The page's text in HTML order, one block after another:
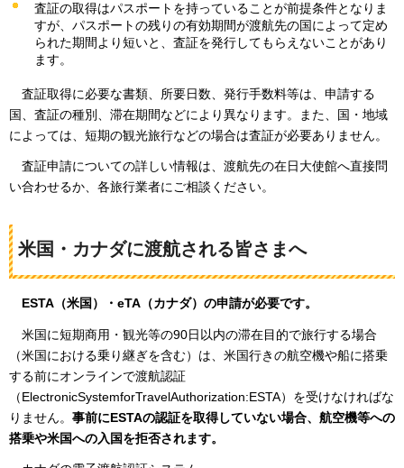
査証の取得はパスポートを持っていることが前提条件となりま
すが、パスポートの残りの有効期間が渡航先の国によって定め
られた期間より短いと、査証を発行してもらえないことがあり
ます。
査証取得に必要な書類、所要日数、発行手数料等は、申請する
国、査証の種別、滞在期間などにより異なります。また、国・地域
によっては、短期の観光旅行などの場合は査証が必要ありません。
査証申請についての詳しい情報は、渡航先の在日大使館へ直接問
い合わせるか、各旅行業者にご相談ください。
米国・カナダに渡航される皆さまへ
ESTA（米国）・eTA（カナダ）の申請が必要です。
米国に短期商用・観光等の90日以内の滞在目的で旅行する場合
（米国における乗り継ぎを含む）は、米国行きの航空機や船に搭乗
する前にオンラインで渡航認証
（ElectronicSystemforTravelAuthorization:ESTA）を受けなければな
りません。 事前にESTAの認証を取得していない場合、航空機等への
搭乗や米国への入国を拒否されます。